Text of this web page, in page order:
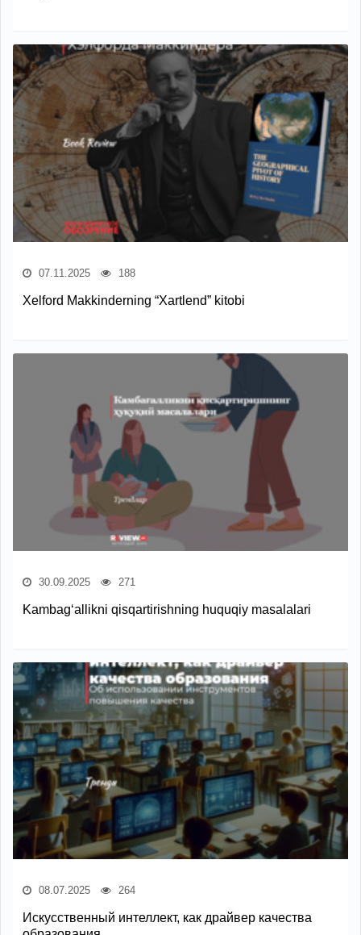
07.11.2025 188
Xelford Makkinderning “Xartlend” kitobi
30.09.2025 271
Kambag‘allikni qisqartirishning huquqiy masalalari
08.07.2025 264
Искусственный интеллект, как драйвер качества